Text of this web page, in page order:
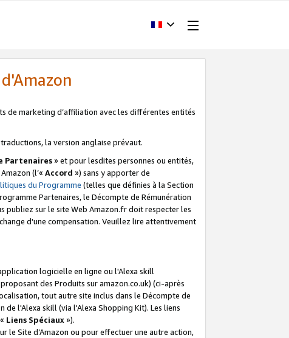
de marketing d’affiliation avec les différentes entités
la version anglaise prévaut.
Partenaires» et pour lesdites personnes ou entités,
(l’« Accord ») sans y apporter de
du Programme (telles que définies à la Section
Partenaires, le Décompte de Rémunération
publiez sur le site Web Amazon.fr doit respecter les
d'une compensation. Veuillez lire attentivement
logicielle en ligne ou l'Alexa skill
des Produits sur amazon.co.uk) (ci-après
tout autre site inclus dans le Décompte de
de l'Alexa skill (via l'Alexa Shopping Kit). Les liens
Liens Spéciaux»).
le Site d’Amazon ou pour effectuer une autre action,